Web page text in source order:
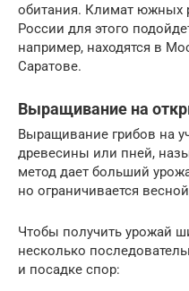
обитания. Климат южных
России для этого
например, находятся в
Саратове.
Выращивание на
Выращивание грибов на
древесины или пней,
метод дает больший
но ограничивается
Чтобы получить урожай
несколько
и посадке спор: